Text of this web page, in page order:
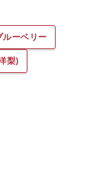
ルーベリー
梨)